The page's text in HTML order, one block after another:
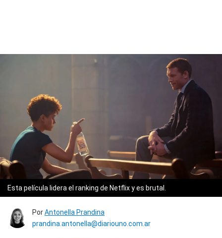
Esta película lidera el ranking de Netflix y es brutal.
PorAntonella Prandina
prandina.antonella@diariouno.com.ar